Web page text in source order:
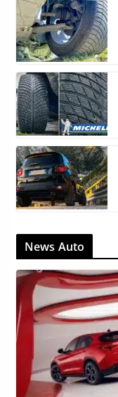
News Auto